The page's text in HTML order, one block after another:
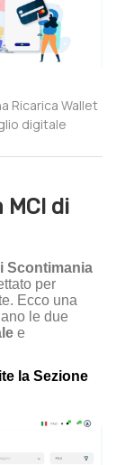
Ricarica Wallet
digitale
di
Scontimania
per
Ecco una
le due
e
la Sezione